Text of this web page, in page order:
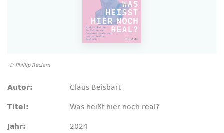
© Phillip Reclam
Autor: Claus Beisbart
Titel: Was heißt hier noch real?
Jahr: 2024